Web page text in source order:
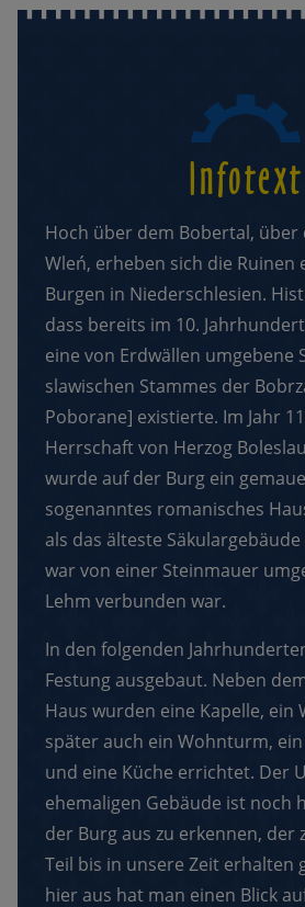
Infotext
Hoch über dem Bobertal, über
Wleń, erheben sich die Ruinen
Burgen in Niederschlesien.
dass bereits im 10.
eine von Erdwällen umgebene
slawischen Stammes der
Poborane] existierte. Im Jahr
Herrschaft von Herzog
wurde auf der Burg ein
sogenanntes romanisches
als das älteste Säkulargebäude
war von einer Steinmauer
Lehm verbunden war.
In den folgenden
Festung ausgebaut. Neben
Haus wurden eine Kapelle,
später auch ein Wohnturm,
und eine Küche errichtet. Der
ehemaligen Gebäude ist noch
der Burg aus zu erkennen, der
Teil bis in unsere Zeit erhalten
hier aus hat man einen Blick